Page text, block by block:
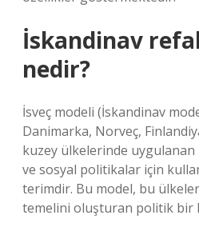
İskandinav
nedir?
İsveç modeli (İskandinav
Danimarka, Norveç,
kuzey ülkelerinde
ve sosyal politikalar için
terimdir. Bu model, bu
temelini oluşturan politik bir